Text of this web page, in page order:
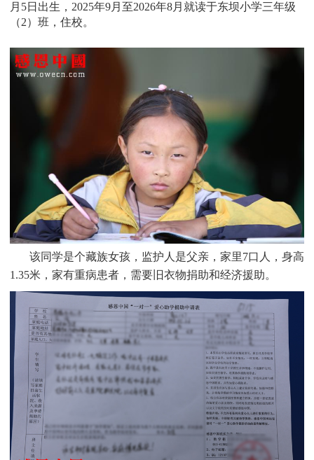
月5日 出生， 2025年9月至2026年8月就读于东坝小学三年级
（2）班 ，住校。
该同学是个藏族女孩，监护人是父亲，家里7口人，身高
1.35米，家有重病患者，需要旧衣物捐助和经济援助。